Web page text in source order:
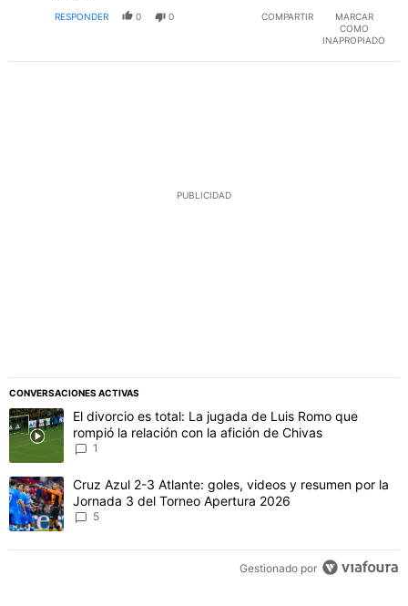
RESPONDER 0 0 COMPARTIR
MARCAR
COMO
INAPROPIADO
PUBLICIDAD
CONVERSACIONES ACTIVAS
Este listado muestra los artículos con más comentarios en los
Un artículo de tendencia con el título "El divorcio es total: La
El divorcio es total: La jugada de Luis Romo que
rompió la relación con la afición de Chivas
1
Un artículo de tendencia con el título "Cruz Azul 2-3 Atlante:
Cruz Azul 2-3 Atlante: goles, videos y resumen por la
Jornada 3 del Torneo Apertura 2026
5
Gestionado por